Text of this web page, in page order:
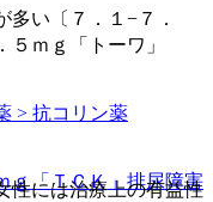
ｍｇ「トーワ」
> 抗コリン薬
ｇ「ＴＣＫ」 排尿障害
い〔７．１−７．
性には治療上の有益性